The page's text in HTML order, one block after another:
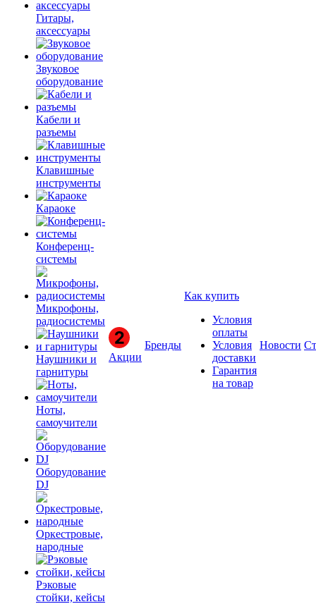
Гитары,
аксессуары
Звуковое
оборудование
Кабели и
разъемы
Клавишные
инструменты
Караоке
Конференц-
системы
Микрофоны,
радиосистемы
Наушники и
гарнитуры
Ноты,
самоучители
Оборудование
DJ
Оркестровые,
народные
Рэковые
стойки, кейсы
Акции
Бренды
Как купить
Условия
оплаты
Условия
доставки
Гарантия
на товар
Новости